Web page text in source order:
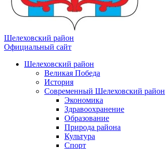
Шелеховский район
Официальный сайт
Шелеховский район
Великая Победа
История
Современный Шелеховский район
Экономика
Здравоохранение
Образование
Природа района
Культура
Спорт